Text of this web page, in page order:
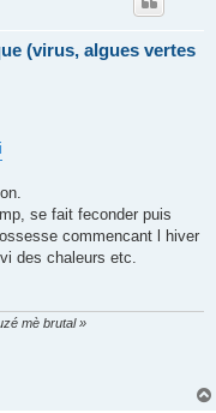
(virus, algues vertes
se fait feconder puis
commencant l hiver
des chaleurs etc.
mè brutal »